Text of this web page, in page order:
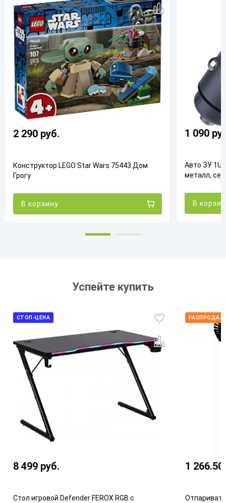
2 290 руб.
Конструктор LEGO Star Wars 75443 Дом
Грогу
В корзину
1 090
Авто ЗУ
металл,
В
Успейте купить
СТОП-ЦЕНА
8 499 руб.
Стол игровой Defender FEROX RGB с
1 266.50